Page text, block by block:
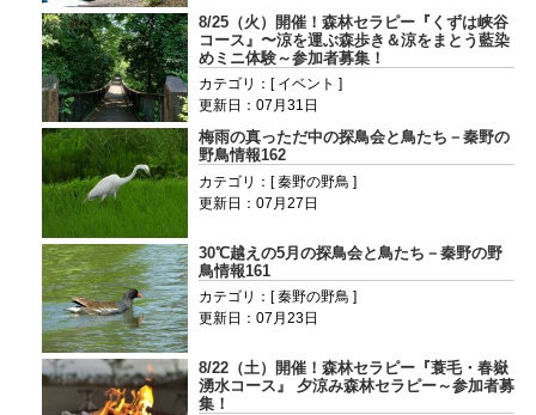
8/25（火）開催！森林セラピー『くずは峡谷
コース』〜涼を運ぶ森歩き＆涼をまとう藍染
めミニ体験～参加者募集！
カテゴリ：[ イベント ]
更新日：07月31日
梅雨の真っただ中の探鳥会と鳥たち－秦野の
野鳥情報162
カテゴリ：[ 秦野の野鳥 ]
更新日：07月27日
30℃越えの5月の探鳥会と鳥たち－秦野の野
鳥情報161
カテゴリ：[ 秦野の野鳥 ]
更新日：07月23日
8/22（土）開催！森林セラピー『蓑毛・春嶽
湧水コース』 夕涼み森林セラピー～参加者募
集！